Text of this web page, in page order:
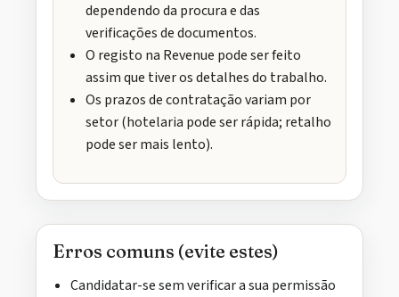
dependendo da procura e das
verificações de documentos.
O registo na Revenue pode ser feito
assim que tiver os detalhes do trabalho.
Os prazos de contratação variam por
setor (hotelaria pode ser rápida; retalho
pode ser mais lento).
Erros comuns (evite estes)
Candidatar-se sem verificar a sua permissão